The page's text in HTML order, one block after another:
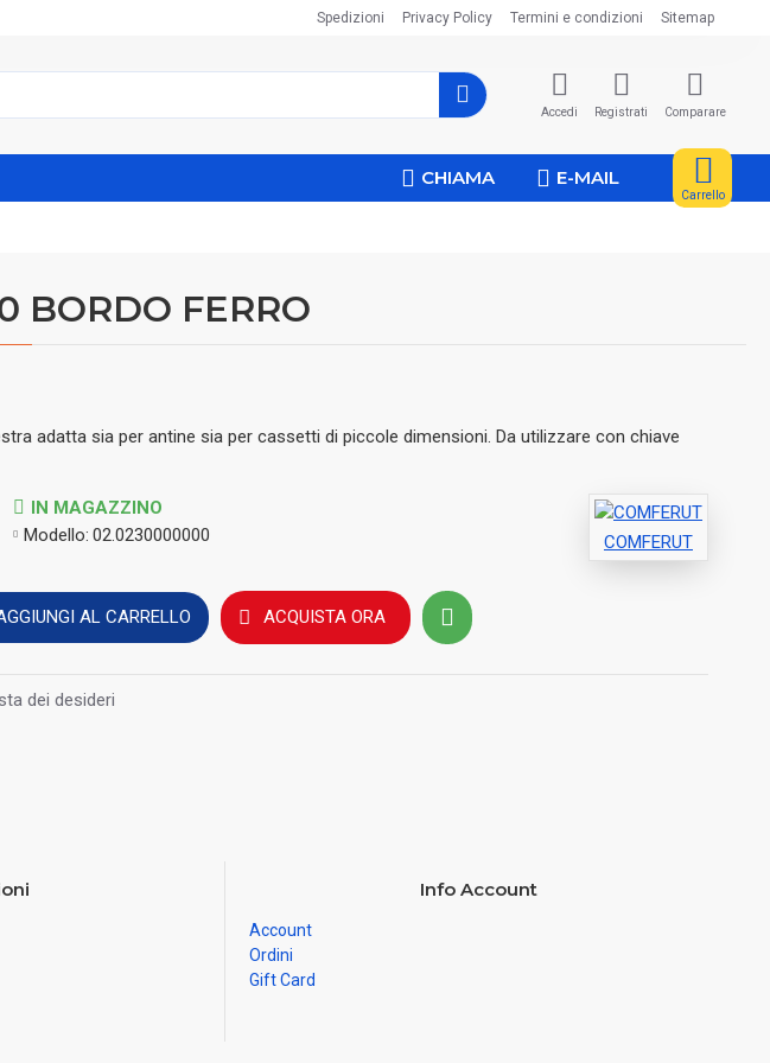
Spedizioni Privacy Policy Termini e condizioni Sitemap
Accedi Registrati Comparare
CHIAMA E-MAIL
Carrello
BORDO FERRO
adatta sia per antine sia per cassetti di piccole dimensioni. Da utilizzare con chiave
IN MAGAZZINO
Modello: 02.0230000000 COMFERUT
AL CARRELLO ACQUISTA ORA
dei desideri
Info Account
Account
Ordini
Gift Card